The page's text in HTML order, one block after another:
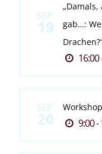
SEP.
19
gab…:
16:00
SEP.
20 9:00 -